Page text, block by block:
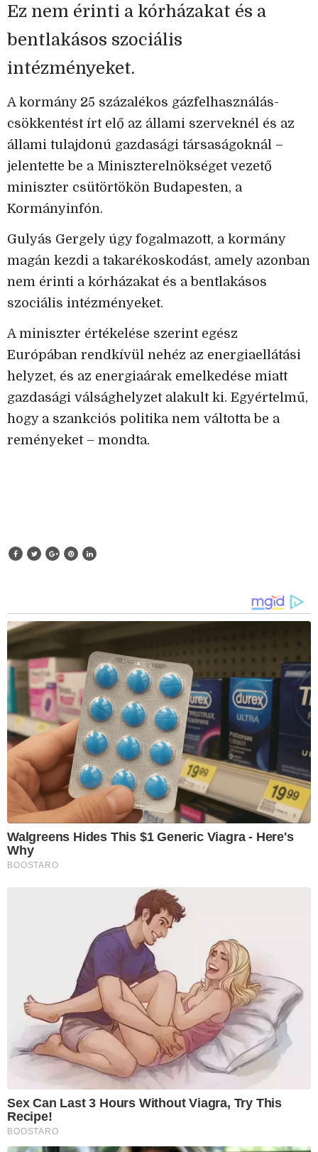
Ez nem érinti a kórházakat és a
bentlakásos szociális
intézményeket.
A kormány 25 százalékos gázfelhasználás-
csökkentést írt elő az állami szerveknél és az
állami tulajdonú gazdasági társaságoknál –
jelentette be a Miniszterelnökséget vezető
miniszter csütörtökön Budapesten, a
Kormányinfón.
Gulyás Gergely úgy fogalmazott, a kormány
magán kezdi a takarékoskodást, amely azonban
nem érinti a kórházakat és a bentlakásos
szociális intézményeket.
A miniszter értékelése szerint egész
Európában rendkívül nehéz az energiaellátási
helyzet, és az energiaárak emelkedése miatt
gazdasági válsághelyzet alakult ki. Egyértelmű,
hogy a szankciós politika nem váltotta be a
reményeket – mondta.
Walgreens Hides This $1 Generic Viagra - Here's
Why
BOOSTARO
Sex Can Last 3 Hours Without Viagra, Try This
Recipe!
BOOSTARO